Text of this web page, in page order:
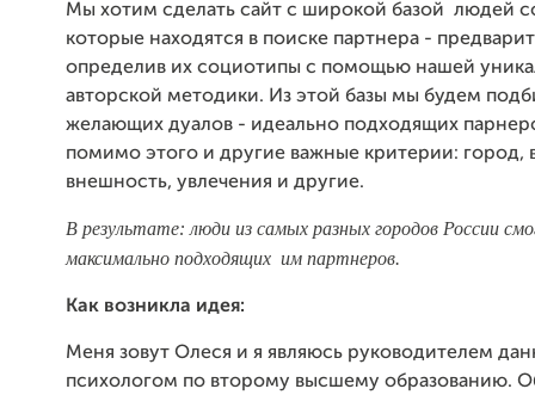
Мы хотим сделать сайт с широкой базой людей
которые находятся в поиске партнера -
определив их социотипы с помощью нашей
авторской методики. Из этой базы мы будем
желающих дуалов - идеально подходящих
помимо этого и другие важные критерии: город,
внешность, увлечения и другие.
В результате: люди из самых разных городов России
максимально подходящих им партнеров.
Как возникла идея:
Меня зовут Олеся и я являюсь руководителем
психологом по второму высшему образованию.